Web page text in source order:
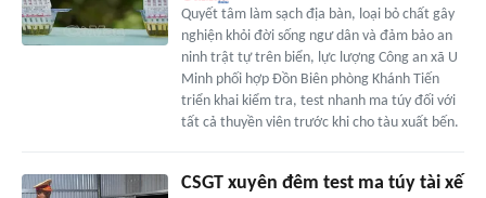
Quyết tâm làm sạch địa bàn, loại bỏ chất gây
nghiện khỏi đời sống ngư dân và đảm bảo an
ninh trật tự trên biển, lực lượng Công an xã U
Minh phối hợp Đồn Biên phòng Khánh Tiến
triển khai kiểm tra, test nhanh ma túy đối với
tất cả thuyền viên trước khi cho tàu xuất bến.
CSGT xuyên đêm test ma túy tài xế